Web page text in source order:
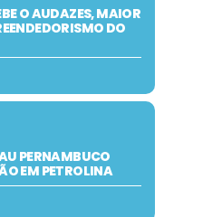
O AUDAZES, MAIOR
DO
PERNAMBUCO
EM PETROLINA